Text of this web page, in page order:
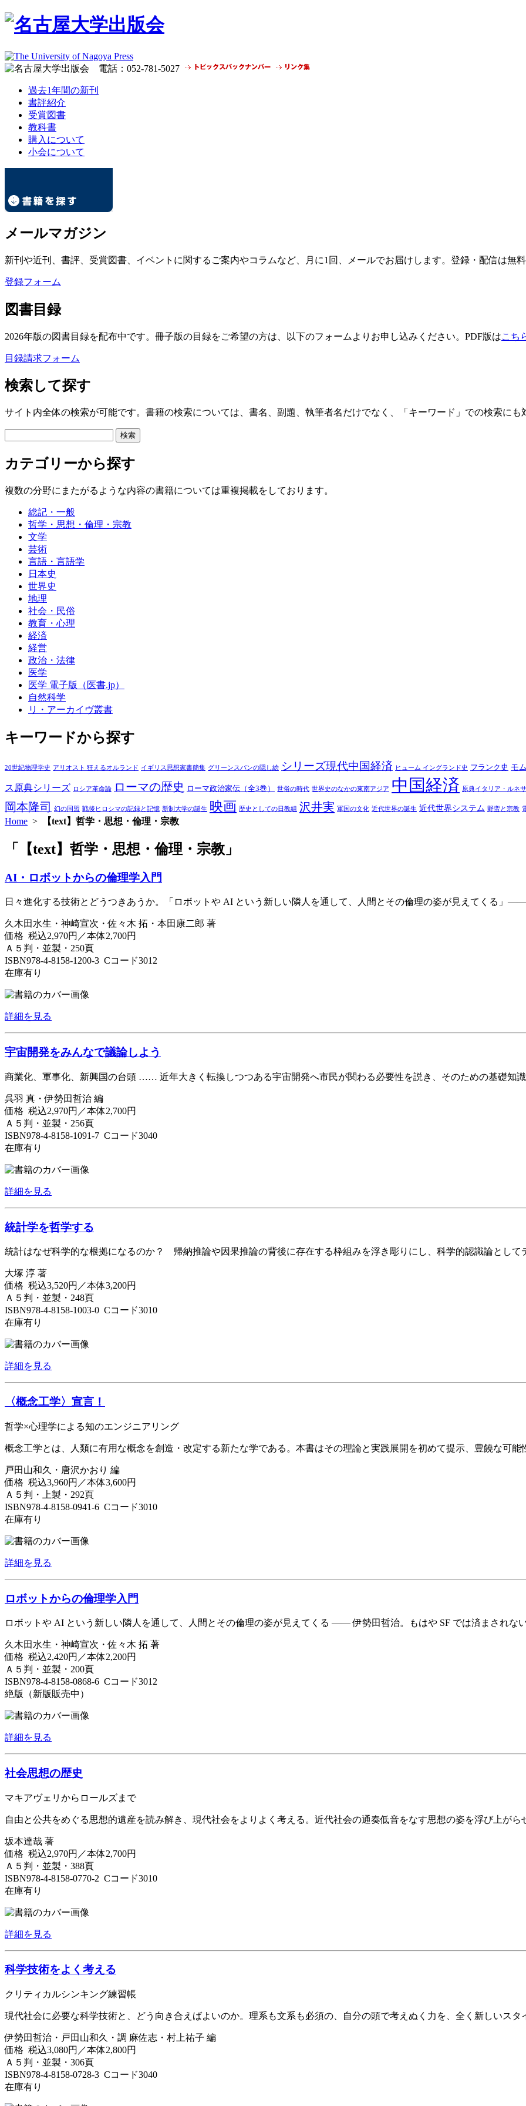
過去1年間の新刊
書評紹介
受賞図書
教科書
購入について
小会について
メールマガジン
新刊や近刊、書評、受賞図書、イベントに関するご案内やコラムなど、月に1回、メールでお届けします。登録・配信は無
登録フォーム
図書目録
2026年版の図書目録を配布中です。冊子版の目録をご希望の方は、以下のフォームよりお申し込みください。PDF版はこち
目録請求フォーム
検索して探す
サイト内全体の検索が可能です。書籍の検索については、書名、副題、執筆者名だけでなく、「キーワード」での検索にも
カテゴリーから探す
複数の分野にまたがるような内容の書籍については重複掲載をしております。
総記・一般
哲学・思想・倫理・宗教
文学
芸術
言語・言語学
日本史
世界史
地理
社会・民俗
教育・心理
経済
経営
政治・法律
医学
医学 電子版（医書.jp）
自然科学
リ・アーカイヴ叢書
キーワードから探す
20世紀物理学史 アリオスト 狂えるオルランド イギリス思想家書簡集 グリーンスパンの隠し絵 シリーズ現代中国経済 ヒューム イングランド史 フランク史 モ
ス原典シリーズ ロシア革命論 ローマの歴史 ローマ政治家伝（全3巻） 世俗の時代 世界史のなかの東南アジア 中国経済 原典イタリア・ルネ
岡本隆司 幻の同盟 戦後ヒロシマの記録と記憶 新制大学の誕生 映画 歴史としての日教組 沢井実 軍国の文化 近代世界の誕生 近代世界システム 野蛮と宗教
Home > 【text】哲学・思想・倫理・宗教
「【text】哲学・思想・倫理・宗教」
AI・ロボットからの倫理学入門
日々進化する技術とどうつきあうか。「ロボットや AI という新しい隣人を通して、人間とその倫理の姿が見えてくる」――
久木田水生・神崎宣次・佐々木 拓・本田康二郎 著
価格 税込2,970円／本体2,700円
Ａ５判・並製・250頁
ISBN978-4-8158-1200-3 Cコード3012
在庫有り
詳細を見る
宇宙開発をみんなで議論しよう
商業化、軍事化、新興国の台頭 …… 近年大きく転換しつつある宇宙開発へ市民が関わる必要性を説き、そのための基礎知識
呉羽 真・伊勢田哲治 編
価格 税込2,970円／本体2,700円
Ａ５判・並製・256頁
ISBN978-4-8158-1091-7 Cコード3040
在庫有り
詳細を見る
統計学を哲学する
統計はなぜ科学的な根拠になるのか？ 帰納推論や因果推論の背後に存在する枠組みを浮き彫りにし、科学的認識論として
大塚 淳 著
価格 税込3,520円／本体3,200円
Ａ５判・並製・248頁
ISBN978-4-8158-1003-0 Cコード3010
在庫有り
詳細を見る
〈概念工学〉宣言！
哲学×心理学による知のエンジニアリング
概念工学とは、人類に有用な概念を創造・改定する新たな学である。本書はその理論と実践展開を初めて提示、豊饒な可能
戸田山和久・唐沢かおり 編
価格 税込3,960円／本体3,600円
Ａ５判・上製・292頁
ISBN978-4-8158-0941-6 Cコード3010
在庫有り
詳細を見る
ロボットからの倫理学入門
ロボットや AI という新しい隣人を通して、人間とその倫理の姿が見えてくる —— 伊勢田哲治。もはや SF では済まされない
久木田水生・神崎宣次・佐々木 拓 著
価格 税込2,420円／本体2,200円
Ａ５判・並製・200頁
ISBN978-4-8158-0868-6 Cコード3012
絶版（新版販売中）
詳細を見る
社会思想の歴史
マキアヴェリからロールズまで
自由と公共をめぐる思想的遺産を読み解き、現代社会をよりよく考える。近代社会の通奏低音をなす思想の姿を浮び上がら
坂本達哉 著
価格 税込2,970円／本体2,700円
Ａ５判・並製・388頁
ISBN978-4-8158-0770-2 Cコード3010
在庫有り
詳細を見る
科学技術をよく考える
クリティカルシンキング練習帳
現代社会に必要な科学技術と、どう向き合えばよいのか。理系も文系も必須の、自分の頭で考えぬく力を、全く新しいスタ
伊勢田哲治・戸田山和久・調 麻佐志・村上祐子 編
価格 税込3,080円／本体2,800円
Ａ５判・並製・306頁
ISBN978-4-8158-0728-3 Cコード3040
在庫有り